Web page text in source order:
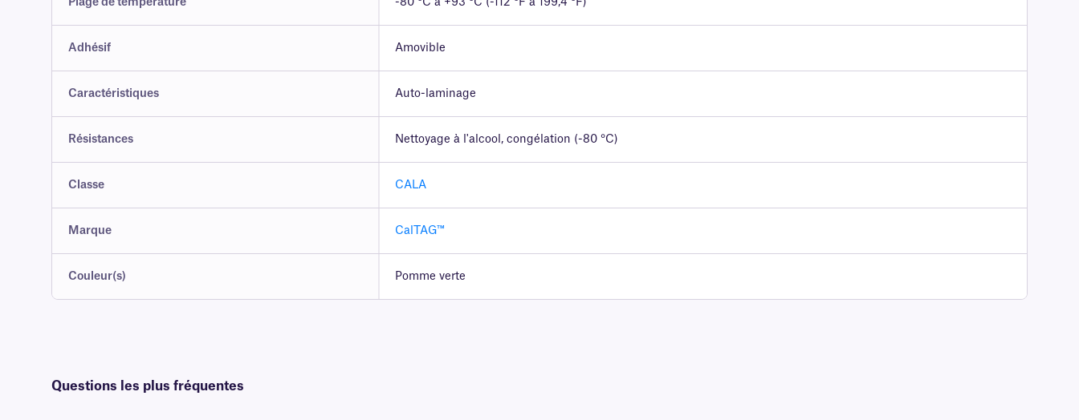
Plage de température -80 °C à +93 °C (-112 °F à 199,4 °F)
Adhésif Amovible
Caractéristiques Auto-laminage
Résistances Nettoyage à l'alcool, congélation (-80 °C)
Classe CALA
Marque CalTAG™
Couleur(s) Pomme verte
Questions les plus fréquentes